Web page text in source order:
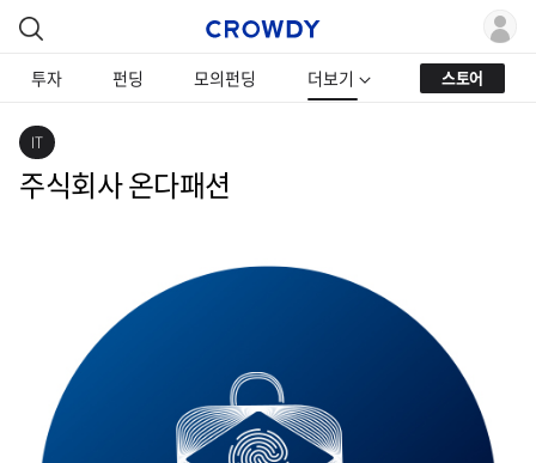
투자 펀딩 모의펀딩 더보기 스토어
IT
주식회사 온다패션